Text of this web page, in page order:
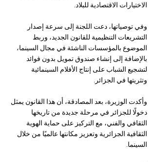
الاختيارات الاقتصادية للبلاد.
وفي توصياتها، دعت اللجنة إلى سرعة إصدار
التشريعات التنظيمية للقانون الجديد، وربط
الموضوع بالمؤسسات الناشئة في مجال السينما،
بالإضافة إلى إنشاء صندوق تمويل بدون فوائد
لتشجيع الشباب على إنتاج الأفلام السينمائية
وتثريتها في الجزائر.
وأكدت الوزيرة، بعد المصادقة، أن هذا القانون يمثل
دخولًا للجزائر في مرحلة جديدة من تاريخها
الثقافي والفني، مع التركيز على حماية الهوية
الثقافية الجزائرية وتعزيز مكانتها عالميًا من خلال
السينما.